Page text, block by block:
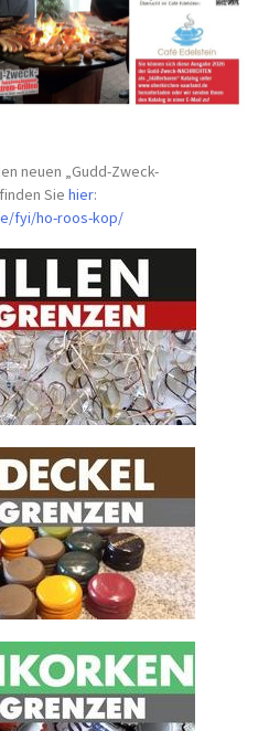
neuen „Gudd-Zweck-
finden Siehier:
fyi/ho-roos-kop/